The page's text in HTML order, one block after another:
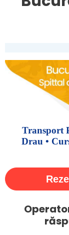
Transport
Drau •